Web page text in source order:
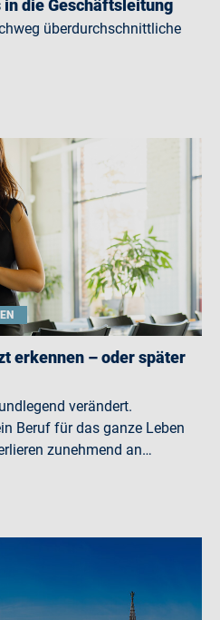
die Geschäftsleitung
überdurchschnittliche
erkennen – oder später
verändert.
Beruf für das ganze Leben
zunehmend an…